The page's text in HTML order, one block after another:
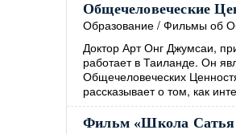
Общечеловеческие
Образование / Фильмы об
Доктор Арт Онг Джумсаи,
работает в Таиланде. Он
Общечеловеческих
рассказывает о том, как
Фильм «Школа Сатья